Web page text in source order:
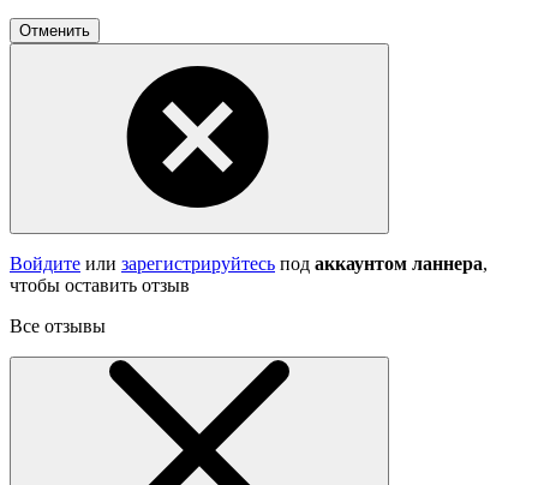
Отменить
Войдите или зарегистрируйтесь под аккаунтом ланнера,
чтобы оставить отзыв
Все отзывы